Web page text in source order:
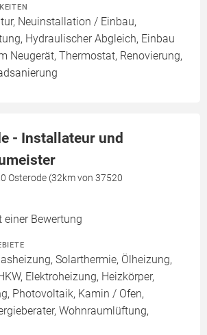
Neuinstallation / Einbau,
Hydraulischer Abgleich, Einbau
Neugerät, Thermostat, Renovierung,
- Installateur und
Osterode (32km von 37520
einer Bewertung
Solarthermie, Ölheizung,
Elektroheizung, Heizkörper,
Photovoltaik, Kamin / Ofen,
Wohnraumlüftung,